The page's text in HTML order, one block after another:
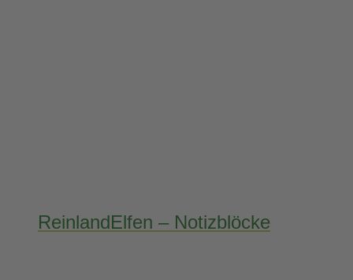
ReinlandElfen – Notizblöcke